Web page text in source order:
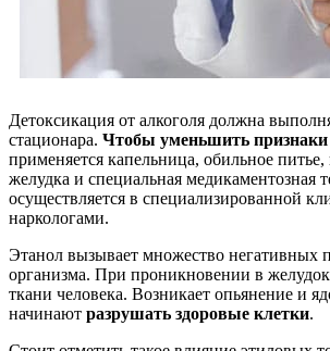
Детоксикация от алкоголя должна
стационара. Чтобы уменьшить признаки
применяется капельница, обильное
желудка и специальная медикаментозная
осуществляется в специализированной
наркологами.
Этанол вызывает множество негативных
организма. При проникновении в
ткани человека. Возникает опьянение и
начинают разрушать здоровые клетки.